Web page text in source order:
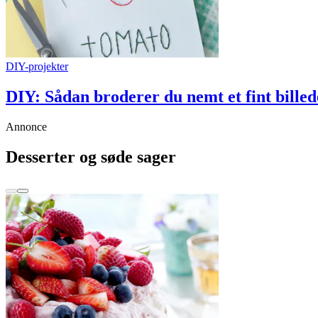
DIY-projekter
DIY: Sådan broderer du nemt et fint
Annonce
Desserter og søde sager